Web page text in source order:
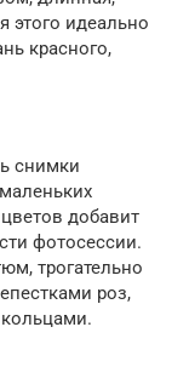
этого идеально
красного,
снимки
добавит
фотосессии.
трогательно
роз,